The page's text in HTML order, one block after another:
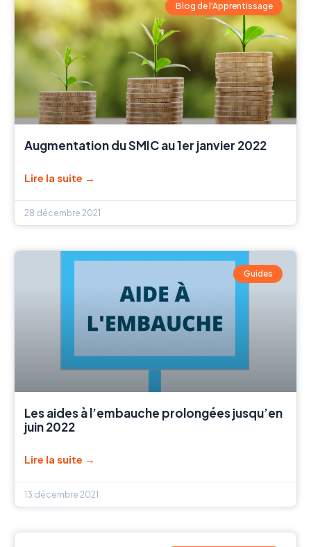
Blog de l'Apprentissage
Augmentation du SMIC au 1er janvier 2022
Lire la suite →
28 décembre 2021
Guides
Les aides à l’embauche prolongées jusqu’en
juin 2022
Lire la suite →
13 décembre 2021